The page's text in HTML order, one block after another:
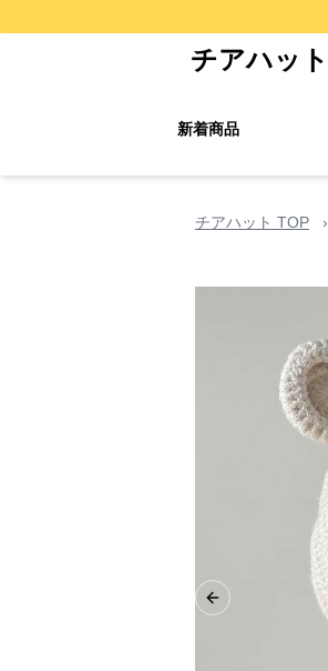
チアハット
新着商品
チアハット TOP ›
Previous slide